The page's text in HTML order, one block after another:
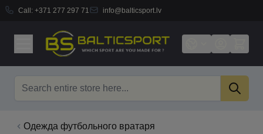
Call: +371 277 297 71 info@balticsport.lv
Одежда футбольного вратаря